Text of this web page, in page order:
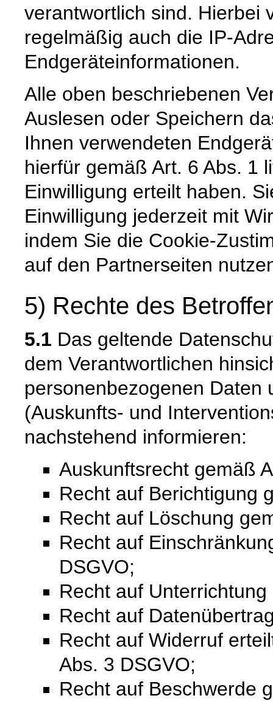
verantwortlich sind. Hierbei
regelmäßig auch die IP-
Endgeräteinformationen.
Alle oben beschriebenen
Auslesen oder Speichern
Ihnen verwendeten
hierfür gemäß Art. 6 Abs. 1
Einwilligung erteilt haben.
Einwilligung jederzeit mit
indem Sie die Cookie-
auf den Partnerseiten
5) Rechte des
5.1 Das geltende
dem Verantwortlichen
personenbezogenen Daten
(Auskunfts- und
nachstehend informieren:
Auskunftsrecht gemäß
Recht auf Berichtigung
Recht auf Löschung
Recht auf
DSGVO;
Recht auf
Recht auf
Recht auf Widerruf
Abs. 3 DSGVO;
Recht auf Beschwerde